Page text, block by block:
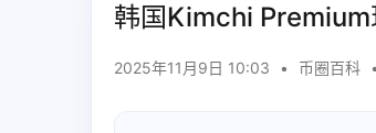
韩国Kimchi Premium
2025年11月9日 10:03 • 币圈百科 •